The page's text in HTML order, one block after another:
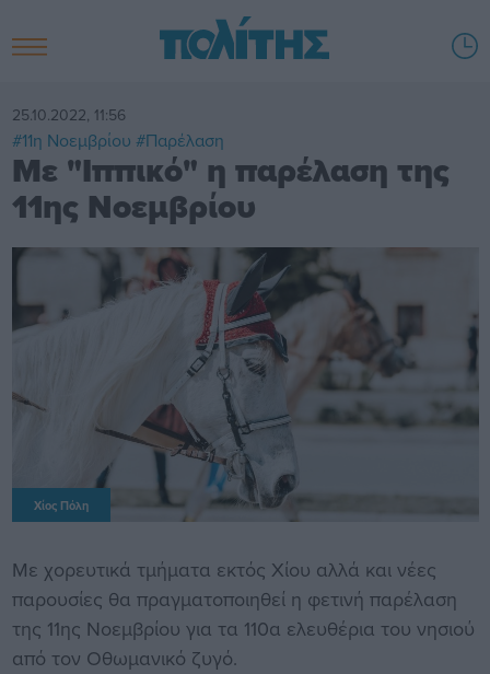
25.10.2022, 11:56
#11η Νοεμβρίου #Παρέλαση
Με "Ιππικό" η παρέλαση της
11ης Νοεμβρίου
Χίος Πόλη
Με χορευτικά τμήματα εκτός Χίου αλλά και νέες
παρουσίες θα πραγματοποιηθεί η φετινή παρέλαση
της 11ης Νοεμβρίου για τα 110α ελευθέρια του νησιού
από τον Οθωμανικό ζυγό.